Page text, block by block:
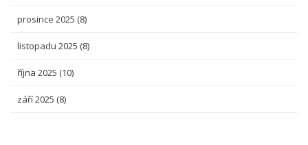
prosince 2025 (8)
listopadu 2025 (8)
října 2025 (10)
září 2025 (8)